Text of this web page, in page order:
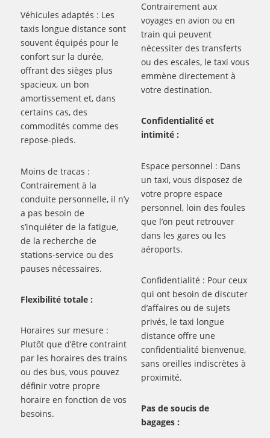
Véhicules adaptés : Les
taxis longue distance sont
souvent équipés pour le
confort sur la durée,
offrant des sièges plus
spacieux, un bon
amortissement et, dans
certains cas, des
commodités comme des
repose-pieds.
Moins de tracas :
Contrairement à la
conduite personnelle, il n’y
a pas besoin de
s’inquiéter de la fatigue,
de la recherche de
stations-service ou des
pauses nécessaires.
Flexibilité totale :
Horaires sur mesure :
Plutôt que d’être contraint
par les horaires des trains
ou des bus, vous pouvez
définir votre propre
horaire en fonction de vos
besoins.
Contrairement aux
voyages en avion ou en
train qui peuvent
nécessiter des transferts
ou des escales, le taxi vous
emmène directement à
votre destination.
Confidentialité et
intimité :
Espace personnel : Dans
un taxi, vous disposez de
votre propre espace
personnel, loin des foules
que l’on peut retrouver
dans les gares ou les
aéroports.
Confidentialité : Pour ceux
qui ont besoin de discuter
d’affaires ou de sujets
privés, le taxi longue
distance offre une
confidentialité bienvenue,
sans oreilles indiscrètes à
proximité.
Pas de soucis de
bagages :